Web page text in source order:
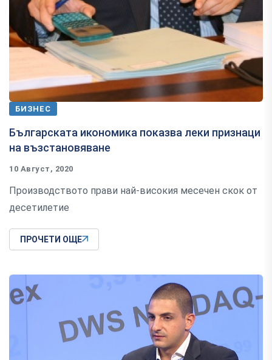
БИЗНЕС
Българската икономика показва леки признаци
на възстановяване
10 Август, 2020
Производството прави най-високия месечен скок от
десетилетие
ПРОЧЕТИ ОЩЕ